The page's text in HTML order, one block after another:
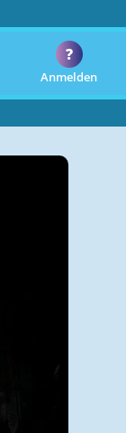
Anmelden
?